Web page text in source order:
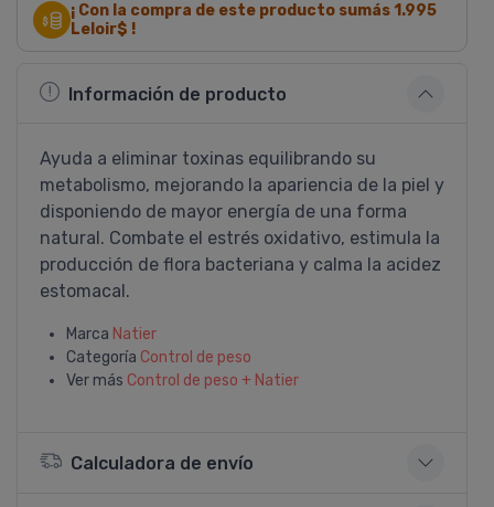
¡ Con la compra de este producto sumás 1.995
Leloir$ !
Información de producto
Ayuda a eliminar toxinas equilibrando su
metabolismo, mejorando la apariencia de la piel y
disponiendo de mayor energí­a de una forma
natural. Combate el estrés oxidativo, estimula la
producción de flora bacteriana y calma la acidez
estomacal.
Marca Natier
Categoría Control de peso
Ver más Control de peso + Natier
Calculadora de envío